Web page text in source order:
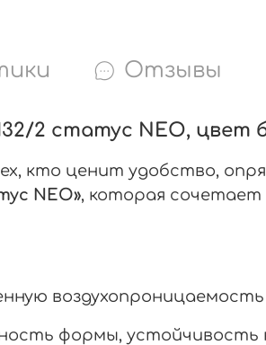
Отзывы
2 статус NEO, цвет
кто ценит удобство,
NEO», которая
формы, устойчивость